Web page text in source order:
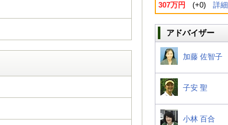
307万円
(+0) 詳細
アドバイザー
加藤 佐智子
子安 聖
小林 百合